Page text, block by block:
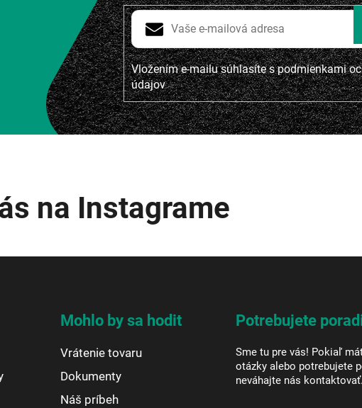
Vložením e-mailu súhlasíte spodmienkami
údajov
na Instagrame
Mohlo by sa hodit
Vrátenie tovaru
Dokumenty
Náš príbeh
Potrebujete
Sme tu pre vás! Pokiaľ
otázky alebo potrebujete
neváhajte nás kontaktovať.